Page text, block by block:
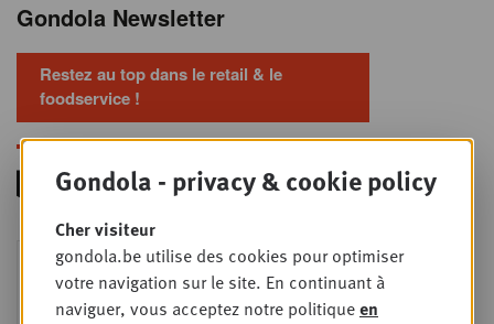
Gondola Newsletter
Restez au top dans le retail & le
foodservice !
MER
9
SEPT
Foodservice - Joint
business planning
Intro to Negotiation: Succes aan de
Gondola - privacy & cookie policy
Cher visiteur
gondola.be utilise des cookies pour optimiser
votre navigation sur le site. En continuant à
naviguer, vous acceptez notre politiqueen